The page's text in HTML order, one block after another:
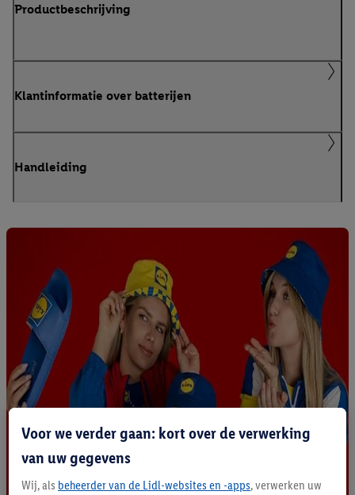
Productbeschrijving
Klantinformatie over batterijen
Handleiding
Voor we verder gaan: kort over de verwerking
van uw gegevens
Wij, als beheerder van de Lidl-websites en -apps, verwerken uw